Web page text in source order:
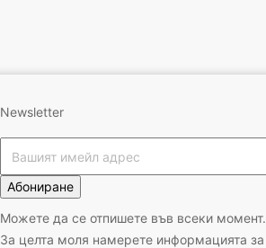
Newsletter
Абониране
Можете да се отпишете във всеки момент.
За целта моля намерете информацията за